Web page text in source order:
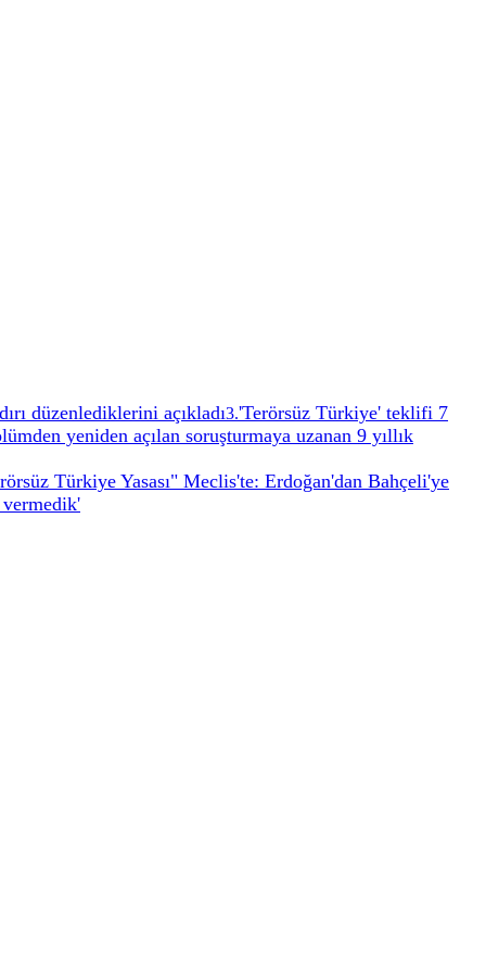
düzenlediklerini açıkladı3.'Terörsüz Türkiye' teklifi 7
yeniden açılan soruşturmaya uzanan 9 yıllık
Türkiye Yasası" Meclis'te: Erdoğan'dan Bahçeli'ye
vermedik'